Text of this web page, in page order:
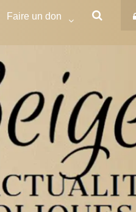
Faire un don